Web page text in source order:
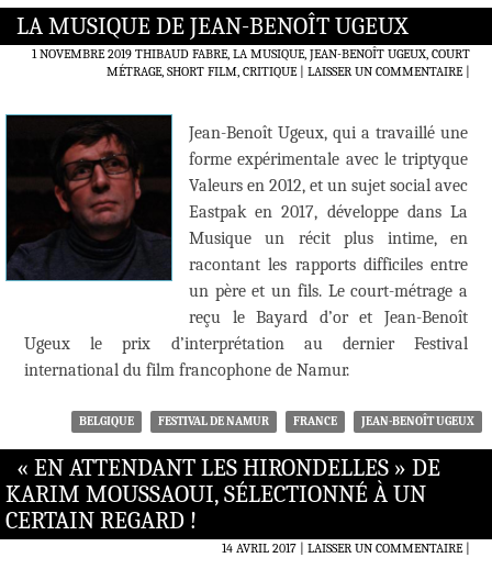
LA MUSIQUE DE JEAN-BENOÎT UGEUX
1 NOVEMBRE 2019 THIBAUD FABRE, LA MUSIQUE, JEAN-BENOÎT UGEUX, COURT
MÉTRAGE, SHORT FILM, CRITIQUE
LAISSER UN COMMENTAIRE|
Jean-Benoît Ugeux, qui a travaillé une
forme expérimentale avec le triptyque
Valeurs en 2012, et un sujet social avec
Eastpak en 2017, développe dans La
Musique un récit plus intime, en
racontant les rapports difficiles entre
un père et un fils. Le court-métrage a
reçu le Bayard d’or et Jean-Benoît
Ugeux le prix d’interprétation au dernier Festival
international du film francophone de Namur.
BELGIQUE FESTIVAL DE NAMUR FRANCE JEAN-BENOÎT UGEUX
« EN ATTENDANT LES HIRONDELLES » DE
KARIM MOUSSAOUI, SÉLECTIONNÉ À UN
CERTAIN REGARD !
14 AVRIL 2017 LAISSER UN COMMENTAIRE|